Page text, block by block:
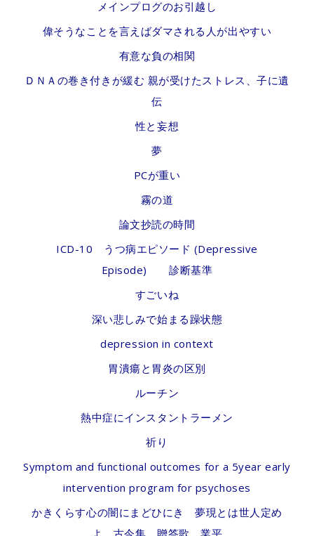
メインプログのお引越し
偉そうなことを言えばダマされる人が出やすい
有意な負の相関
ＤＮＡの巻き付きが緩む 親が受けたストレス、子に遺
伝
性と妄想
夢
PCが重い
霧の道
論文抄読の時間
ICD-10 うつ病エピソード (Depressive
Episode) 診断基準
すごいね
深い悲しみで始まる躁状態
depression in context
胃潰瘍と胃炎の区別
ルーチン
熱中症にインスタントラーメン
祈り
Symptom and functional outcomes for a 5year early
intervention program for psychoses
かきくらす心の闇にまどひにき 夢現とは世人定め
よ 古今集 贈答歌 業平